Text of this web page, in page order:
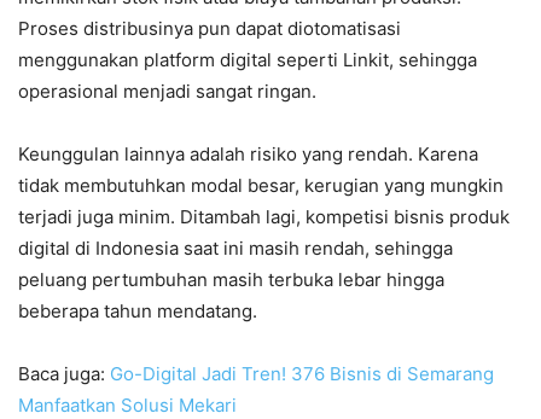
Proses distribusinya pun dapat diotomatisasi
menggunakan platform digital seperti Linkit, sehingga
operasional menjadi sangat ringan.
Keunggulan lainnya adalah risiko yang rendah. Karena
tidak membutuhkan modal besar, kerugian yang mungkin
terjadi juga minim. Ditambah lagi, kompetisi bisnis produk
digital di Indonesia saat ini masih rendah, sehingga
peluang pertumbuhan masih terbuka lebar hingga
beberapa tahun mendatang.
Baca juga: Go-Digital Jadi Tren! 376 Bisnis di Semarang
Manfaatkan Solusi Mekari